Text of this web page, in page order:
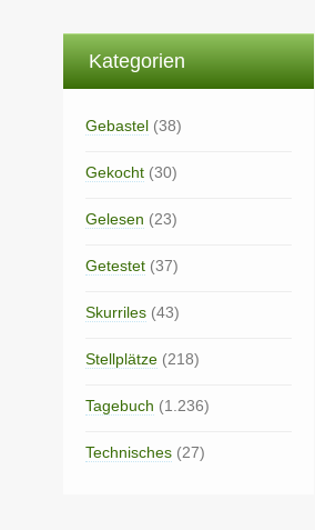
Kategorien
Gebastel(38)
Gekocht(30)
Gelesen (23)
Getestet(37)
Skurriles(43)
Stellplätze(218)
Tagebuch (1.236)
Technisches(27)